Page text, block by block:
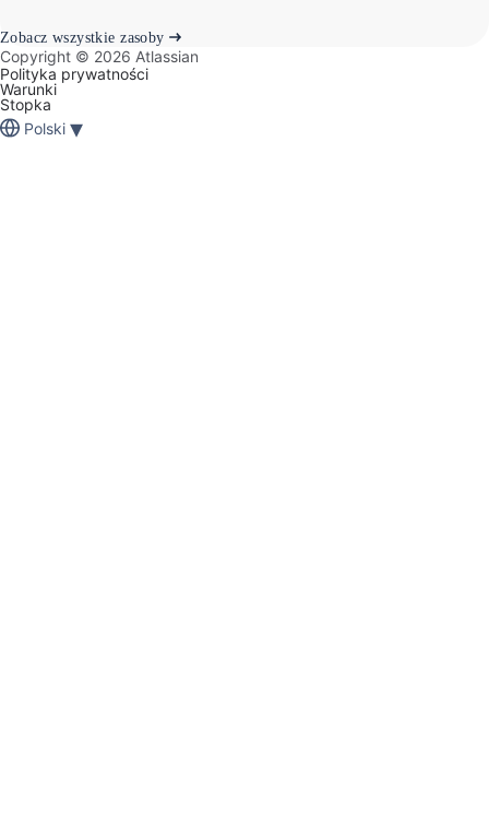
Zobacz wszystkie zasoby
Copyright © 2026 Atlassian
Polityka prywatności
Warunki
Stopka
Polski ▾